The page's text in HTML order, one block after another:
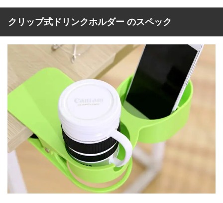
クリップ式ドリンクホルダー のスペック